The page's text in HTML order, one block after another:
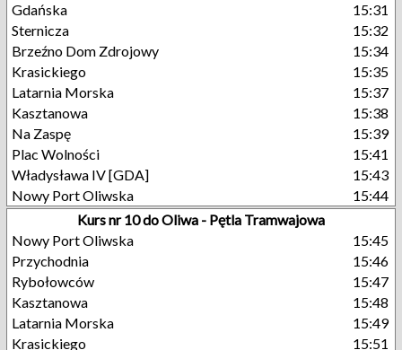
Gdańska
15:31
Sternicza
15:32
Brzeźno Dom Zdrojowy
15:34
Krasickiego
15:35
Latarnia Morska
15:37
Kasztanowa
15:38
Na Zaspę
15:39
Plac Wolności
15:41
Władysława IV [GDA]
15:43
Nowy Port Oliwska
15:44
Kurs nr 10 do Oliwa - Pętla Tramwajowa
Nowy Port Oliwska
15:45
Przychodnia
15:46
Rybołowców
15:47
Kasztanowa
15:48
Latarnia Morska
15:49
Krasickiego
15:51